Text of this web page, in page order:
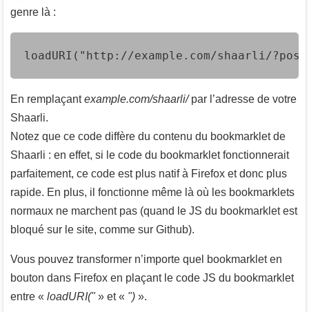
genre là :
loadURI("http://example.com/shaarli/
En remplaçantexample.com/shaarli/par l’adresse de votre
Shaarli.
Notez que ce code diffère du contenu du bookmarklet de
Shaarli : en effet, si le code du bookmarklet fonctionnerait
parfaitement, ce code est plus natif à Firefox et donc plus
rapide. En plus, il fonctionne même là où les bookmarklets
normaux ne marchent pas (quand le JS du bookmarklet est
bloqué sur le site, comme sur Github).
Vous pouvez transformer n’importe quel bookmarklet en
bouton dans Firefox en plaçant le code JS du bookmarklet
entre « loadURI("» et « ") ».